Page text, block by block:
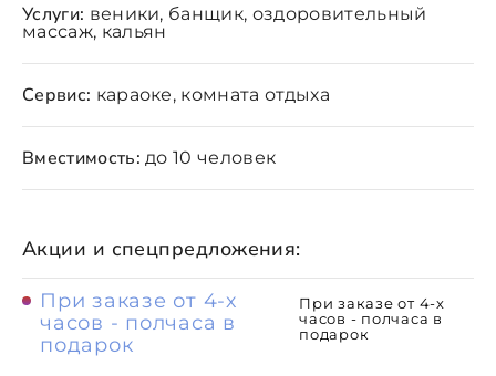
Акции и спецпредложения:
При заказе от 4-х
часов - полчаса в
подарок
При заказе от 4-х
часов - полчаса в
подарок
Услуги: веники, банщик, оздоровительный
массаж, кальян
Сервис: караоке, комната отдыха
Вместимость: до 10 человек